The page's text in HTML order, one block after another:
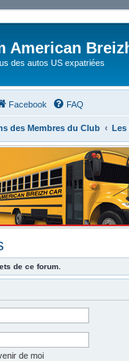
American
des autos US expatriées
Facebook FAQ
des Membres du Club Les
de ce forum.
de moi